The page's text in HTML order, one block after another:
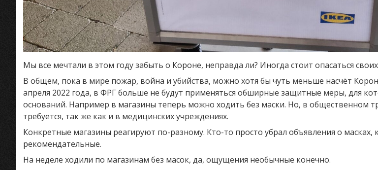
Мы все мечтали в этом году забыть о Короне, неправда ли? Иногда стоит опасаться
В общем, пока в мире пожар, война и убийства, можно хотя бы чуть меньше насчёт
апреля 2022 года, в ФРГ больше не будут применяться обширные защитные меры, для
оснований. Например в магазины теперь можно ходить без маски. Но, в общественном
требуется, так же как и в медицинских учреждениях.
Конкретные магазины реагируют по-разному. Кто-то просто убрал объявления о масках,
рекомендательные.
На неделе ходили по магазинам без масок, да, ощущения необычные конечно.